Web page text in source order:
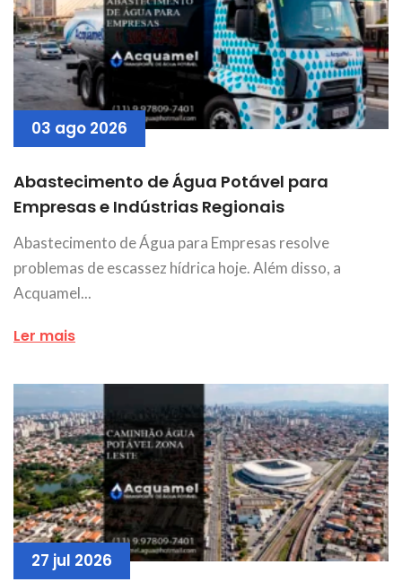
03 ago 2026
Abastecimento de Água Potável para
Empresas e Indústrias Regionais
Abastecimento de Água para Empresas resolve
problemas de escassez hídrica hoje. Além disso, a
Acquamel...
Ler mais
27 jul 2026